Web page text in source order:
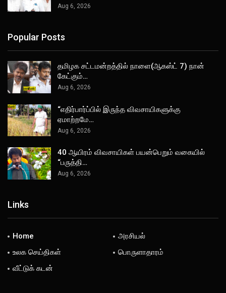
Aug 6, 2026
Popular Posts
தமிழக சட்டமன்றத்தில் நாளை(ஆகஸ்ட் 7) நான்
கேட்கும்…
Aug 6, 2026
“எதிர்பார்ப்பில் இருந்த விவசாயிகளுக்கு
ஏமாற்றமே…
Aug 6, 2026
40 ஆயிரம் விவசாயிகள் பயன்பெறும் வகையில்
“பருத்தி…
Aug 6, 2026
Links
Home
அரசியல்
உலக செய்திகள்
பொருளாதாரம்
வீட்டுக் கடன்